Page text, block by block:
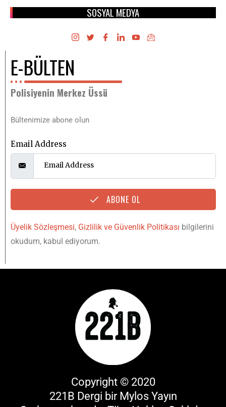
SOSYAL MEDYA
E-BÜLTEN
Polisiyenin Merkez Üssü
Bültenimize abone olun
Email Address
ABONE OL
Üyelik Sözleşmesi, Gizlilik ve Güvenlik Politikası bilgilerini
okudum, kabul ediyorum.
Copyright © 2020
221B Dergi bir Mylos Yayın